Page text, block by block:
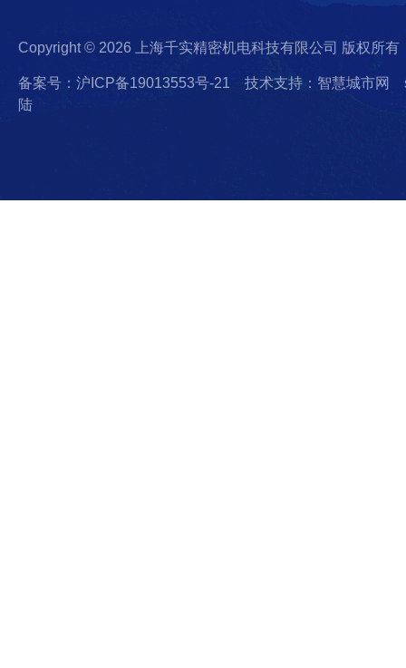
Copyright © 2026 上海千实精密机电科技有限公司 版权所有
备案号：沪ICP备19013553号-21 技术支持：智慧城市网
陆